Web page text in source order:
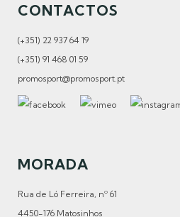
CONTACTOS
(+351) 22 937 64 19
(+351) 91 468 01 59
promosport@promosport.pt
MORADA
Rua de Ló Ferreira, nº 61
4450-176 Matosinhos